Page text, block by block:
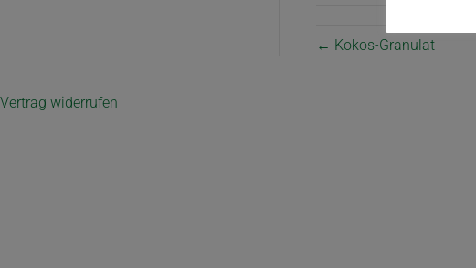
← Kokos-Granulat
Vertrag widerrufen